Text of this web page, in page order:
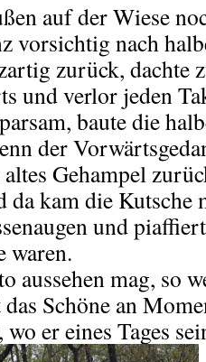
auf der Wiese
vorsichtig nach
zurück, dachte
und verlor jeden
baute die
der
Gehampel
da kam die Kutsche
und
waren.
aussehen mag, so
das Schöne an
er eines Tages